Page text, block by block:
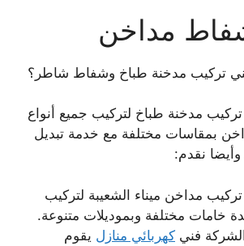
مداخن
تركيب مدخنة طباخ وشفاط شاطر؟
مدخنة طباخ لتركيب جميع أنواع
بمقاسات مختلفة مع خدمة تبديل
وأيضا نقدم:
مداخن ميناء الشعيبة لتركيب
خامات مختلفة وبموديلات متنوعة.
فني كهربائي منازل يقوم